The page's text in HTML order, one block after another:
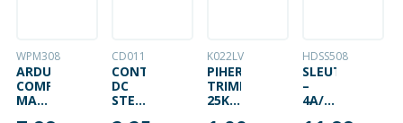
WPM308
ARDUINO
COMPATIBELE
MAGNETISCHE
CD011
CONTRA
DC
STEKKER
K022LV
PIHER
TRIMMER
25K
HDSS508
–
4A/125VAC